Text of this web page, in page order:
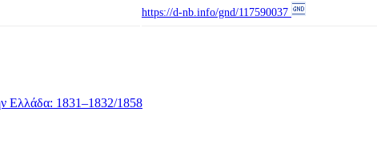
https://d-nb.info/gnd/117590037
Ελλάδα: 1831–1832/1858